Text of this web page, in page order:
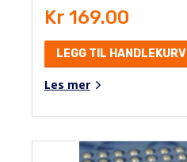
Kr 169.00
LEGG TIL HANDLEKURV
Les mer